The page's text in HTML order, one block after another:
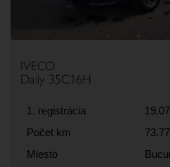
IVECO
Daily 35C16H
1. registrácia
Počet km
Miesto